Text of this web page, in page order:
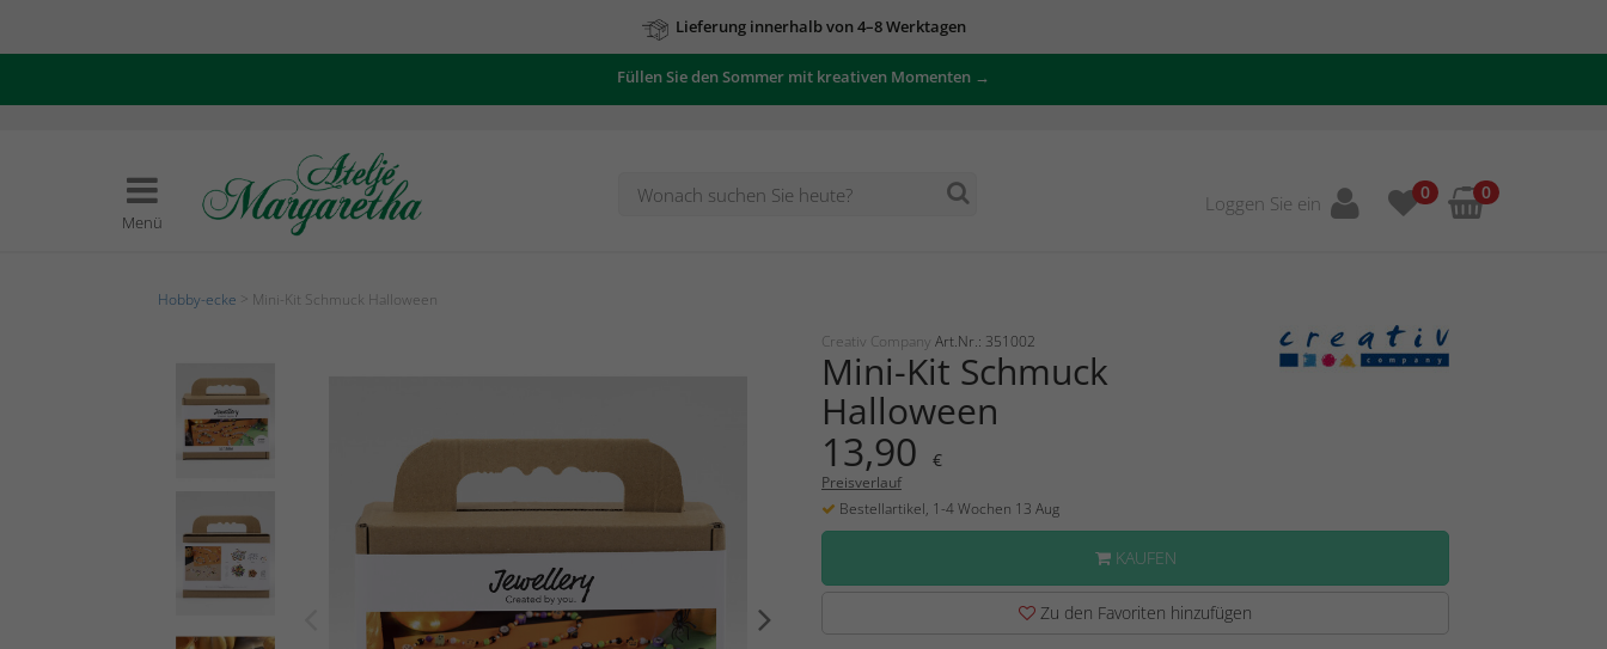
Lieferung innerhalb von 4–8 Werktagen
Füllen Sie den Sommer mit kreativen Momenten →
Menü
Loggen Sie ein 0 0
Hobby-ecke > Mini-Kit Schmuck Halloween
Creativ Company Art.Nr.: 351002
Mini-Kit Schmuck
Halloween
13,90 €
Preisverlauf
Bestellartikel, 1-4 Wochen 13 Aug
KAUFEN
Zu den Favoriten hinzufügen